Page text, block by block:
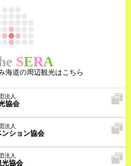
SERA
海道の周辺観光はこちら
法人
協会
法人
ション協会
法人
光協会